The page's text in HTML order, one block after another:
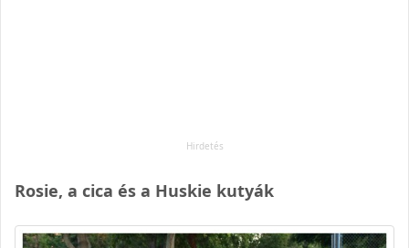
Rosie, a cica és a Huskie kutyák